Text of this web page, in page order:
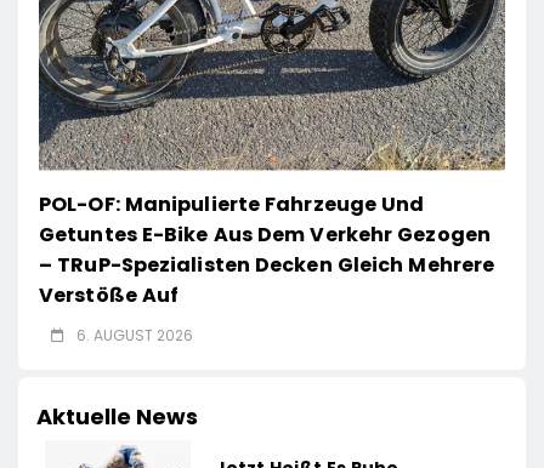
POL-OF: Manipulierte Fahrzeuge Und
Getuntes E-Bike Aus Dem Verkehr Gezogen
– TRuP-Spezialisten Decken Gleich Mehrere
Verstöße Auf
6. AUGUST 2026
Aktuelle News